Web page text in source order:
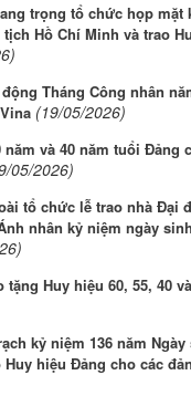
trọng tổ chức họp mặt
Hồ Chí Minh và trao
Tháng Công nhân
(19/05/2026)
năm và 40 năm tuổi Đảng
05/2026)
tổ chức lễ trao nhà Đại
nhân kỷ niệm ngày
tặng Huy hiệu 60, 55, 40
kỷ niệm 136 năm
hiệu Đảng cho các